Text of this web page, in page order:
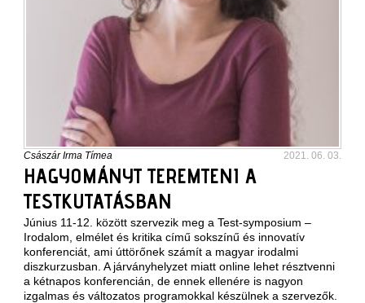
Császár Irma Tímea 2021. 06. 03.
HAGYOMÁNYT TEREMTENI A
TESTKUTATÁSBAN
Június 11-12. között szervezik meg a Test-symposium –
Irodalom, elmélet és kritika című sokszínű és innovatív
konferenciát, ami úttörőnek számít a magyar irodalmi
diszkurzusban. A járványhelyzet miatt online lehet résztvenni
a kétnapos konferencián, de ennek ellenére is nagyon
izgalmas és változatos programokkal készülnek a szervezők.